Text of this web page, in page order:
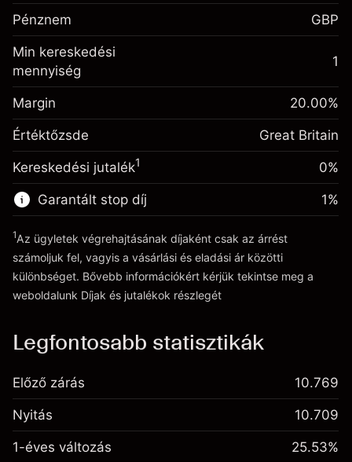
Egynapos finanszírozás
kiigazítás
A pozíció teljes értékéből
származó díjak
-0.021271
%
Ügyletméret tőkeáttétellel ~£5,000.00
Tőkeáttételből származó pénz ~
£4,000.00
Ugrás a platformra
Fedezet. A befektetése
Egynapos finanszírozás
kiigazítás
A pozíció teljes értékéből
származó díjak
-0.000647
%
(-£0.03)
Ügyletméret tőkeáttétellel ~
Tőkeáttételből származó pénz ~
Ugrás a platformra
Pénznem GBP
Min kereskedési
mennyiség
1
Margin 20.00%
Értéktőzsde Great Britain
Kereskedési jutalék1 0%
Garantált stop díj
Díjak és jutalékokrészlegét
1%
1Az ügyletek végrehajtásának díjaként csak az árrést
számoljuk fel, vagyis a vásárlási és eladási ár közötti
különbséget. Bővebb információkért kérjük tekintse meg a
weboldalunk Díjak és jutalékok részlegét
Legfontosabb statisztikák
Előző zárás 10.769
Nyitás 10.709
1-éves változás 25.53%